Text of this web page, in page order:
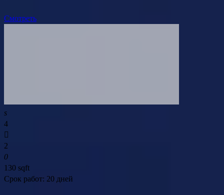
Смотреть
4
2
130 sqft
Срок работ: 20 дней